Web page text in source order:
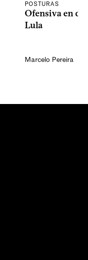
POSTURAS
Ofensiva en
Lula
Marcelo Pereira